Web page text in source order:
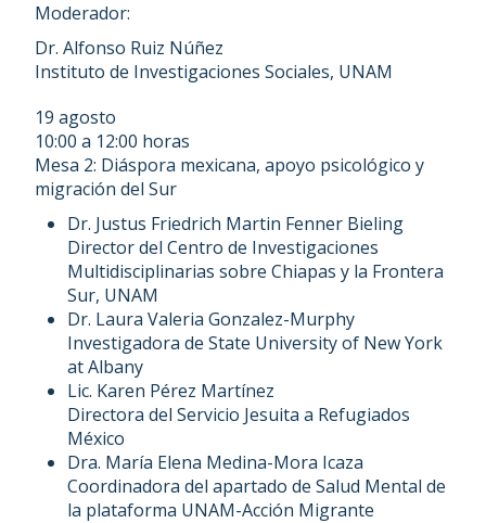
Moderador:
Dr. Alfonso Ruiz Núñez
Instituto de Investigaciones Sociales, UNAM
19 agosto
10:00 a 12:00 horas
Mesa 2: Diáspora mexicana, apoyo psicológico y
migración del Sur
Dr. Justus Friedrich Martin Fenner Bieling
Director del Centro de Investigaciones
Multidisciplinarias sobre Chiapas y la Frontera
Sur, UNAM
Dr. Laura Valeria Gonzalez-Murphy
Investigadora de State University of New York
at Albany
Lic. Karen Pérez Martínez
Directora del Servicio Jesuita a Refugiados
México
Dra. María Elena Medina-Mora Icaza
Coordinadora del apartado de Salud Mental de
la plataforma UNAM-Acción Migrante